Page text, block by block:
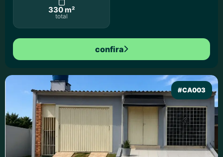
330 m²
total
confira
#CA003